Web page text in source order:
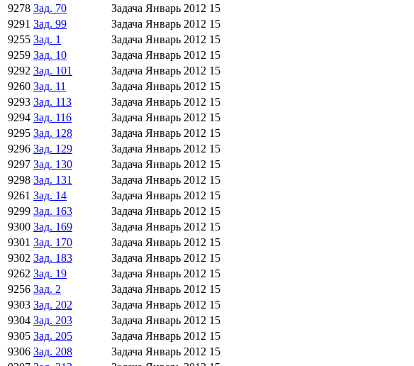
9278 Зад. 70 Задача Январь 2012 15
9291 Зад. 99 Задача Январь 2012 15
9255 Зад. 1 Задача Январь 2012 15
9259 Зад. 10 Задача Январь 2012 15
9292 Зад. 101 Задача Январь 2012 15
9260 Зад. 11 Задача Январь 2012 15
9293 Зад. 113 Задача Январь 2012 15
9294 Зад. 116 Задача Январь 2012 15
9295 Зад. 128 Задача Январь 2012 15
9296 Зад. 129 Задача Январь 2012 15
9297 Зад. 130 Задача Январь 2012 15
9298 Зад. 131 Задача Январь 2012 15
9261 Зад. 14 Задача Январь 2012 15
9299 Зад. 163 Задача Январь 2012 15
9300 Зад. 169 Задача Январь 2012 15
9301 Зад. 170 Задача Январь 2012 15
9302 Зад. 183 Задача Январь 2012 15
9262 Зад. 19 Задача Январь 2012 15
9256 Зад. 2 Задача Январь 2012 15
9303 Зад. 202 Задача Январь 2012 15
9304 Зад. 203 Задача Январь 2012 15
9305 Зад. 205 Задача Январь 2012 15
9306 Зад. 208 Задача Январь 2012 15